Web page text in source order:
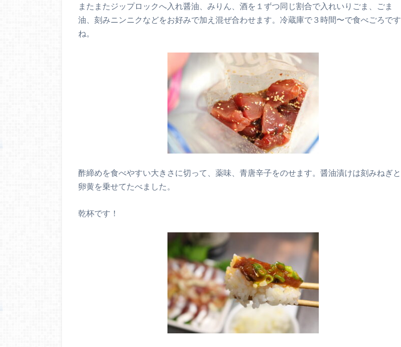
またまたジップロックへ入れ醤油、みりん、酒を１ずつ同じ割合で入れいりごま、ごま
油、刻みニンニクなどをお好みで加え混ぜ合わせます。冷蔵庫で３時間〜で食べごろです
ね。
酢締めを食べやすい大きさに切って、薬味、青唐辛子をのせます。醤油漬けは刻みねぎと
卵黄を乗せてたべました。
乾杯です！